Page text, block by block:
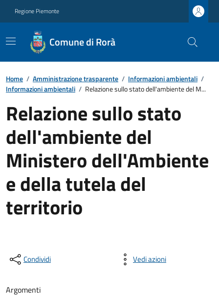
Regione Piemonte
Comune di Rorà
Home / Amministrazione trasparente / Informazioni ambientali /
Informazioni ambientali / Relazione sullo stato dell'ambiente del M...
Relazione sullo stato
dell'ambiente del
Ministero dell'Ambiente
e della tutela del
territorio
Condividi Vedi azioni
Argomenti